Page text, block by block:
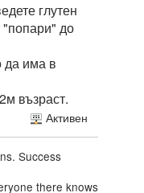
глутен
до
да има в
възраст.
Активен
Success
there knows